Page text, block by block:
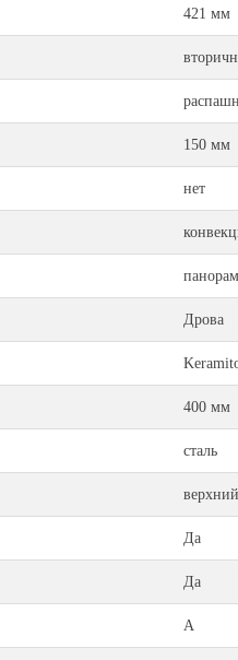
421 мм
150 мм
нет
Дрова
400 мм
сталь
Да
Да
А